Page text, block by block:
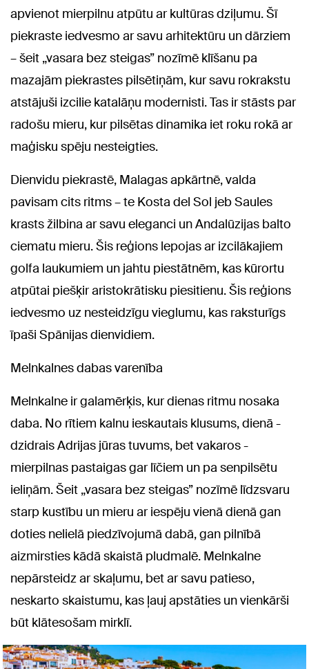
apvienot mierpilnu atpūtu ar kultūras dziļumu. Šī
piekraste iedvesmo ar savu arhitektūru un dārziem
– šeit „vasara bez steigas” nozīmē klīšanu pa
mazajām piekrastes pilsētiņām, kur savu rokrakstu
atstājuši izcilie katalāņu modernisti. Tas ir stāsts par
radošu mieru, kur pilsētas dinamika iet roku rokā ar
maģisku spēju nesteigties.
Dienvidu piekrastē, Malagas apkārtnē, valda
pavisam cits ritms – te Kosta del Sol jeb Saules
krasts žilbina ar savu eleganci un Andalūzijas balto
ciematu mieru. Šis reģions lepojas ar izcilākajiem
golfa laukumiem un jahtu piestātnēm, kas kūrortu
atpūtai piešķir aristokrātisku piesitienu. Šis reģions
iedvesmo uz nesteidzīgu vieglumu, kas raksturīgs
īpaši Spānijas dienvidiem.
Melnkalnes dabas varenība
Melnkalne ir galamērķis, kur dienas ritmu nosaka
daba. No rītiem kalnu ieskautais klusums, dienā -
dzidrais Adrijas jūras tuvums, bet vakaros -
mierpilnas pastaigas gar līčiem un pa senpilsētu
ieliņām. Šeit „vasara bez steigas” nozīmē līdzsvaru
starp kustību un mieru ar iespēju vienā dienā gan
doties nelielā piedzīvojumā dabā, gan pilnībā
aizmirsties kādā skaistā pludmalē. Melnkalne
nepārsteidz ar skaļumu, bet ar savu patieso,
neskarto skaistumu, kas ļauj apstāties un vienkārši
būt klātesošam mirklī.